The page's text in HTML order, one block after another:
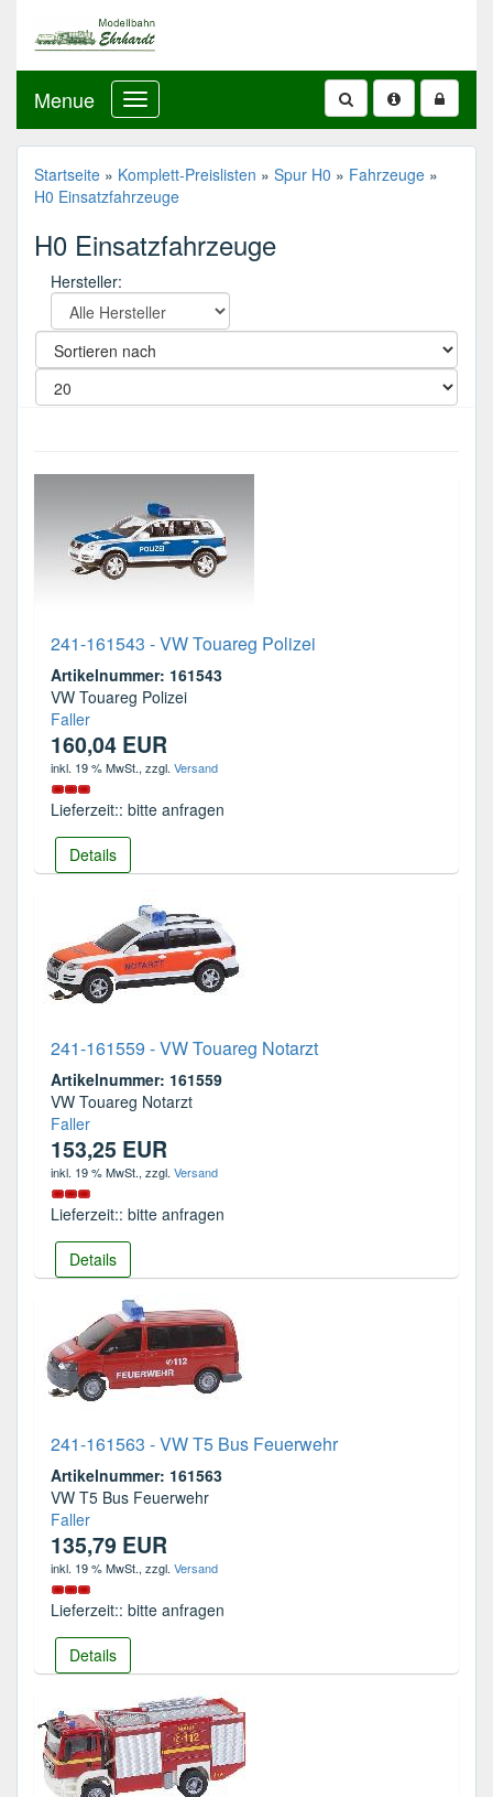
Menue
Startseite » Komplett-Preislisten » Spur H0 » Fahrzeuge »
H0 Einsatzfahrzeuge
H0 Einsatzfahrzeuge
Hersteller:
241-161543 - VW Touareg Polizei
Artikelnummer: 161543
VW Touareg Polizei
Faller
160,04 EUR
inkl. 19 % MwSt., zzgl. Versand
Lieferzeit:: bitte anfragen
Details
241-161559 - VW Touareg Notarzt
Artikelnummer: 161559
VW Touareg Notarzt
Faller
153,25 EUR
inkl. 19 % MwSt., zzgl. Versand
Lieferzeit:: bitte anfragen
Details
241-161563 - VW T5 Bus Feuerwehr
Artikelnummer: 161563
VW T5 Bus Feuerwehr
Faller
135,79 EUR
inkl. 19 % MwSt., zzgl. Versand
Lieferzeit:: bitte anfragen
Details